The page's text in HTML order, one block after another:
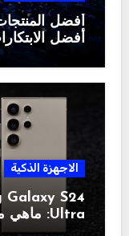
أفضل
الاجهزة الذكية
Ultra: ماهي موصفات والسعر والألوان؟